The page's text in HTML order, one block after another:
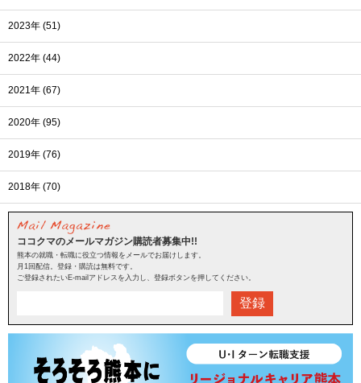
2023年 (51)
2022年 (44)
2021年 (67)
2020年 (95)
2019年 (76)
2018年 (70)
ココクマのメールマガジン購読者募集中!!
熊本の就職・転職に役立つ情報をメールでお届けします。
月1回配信。登録・購読は無料です。
ご登録されたいE-mailアドレスを入力し、登録ボタンを押してください。
登録